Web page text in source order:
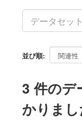
並び順
3 件のデ
かりまし